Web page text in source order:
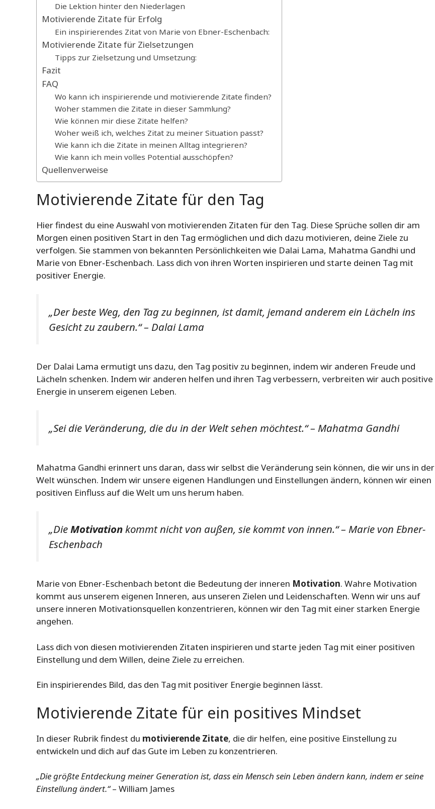
Die Lektion hinter den Niederlagen
Motivierende Zitate für Erfolg
Ein inspirierendes Zitat von Marie von Ebner-Eschenbach:
Motivierende Zitate für Zielsetzungen
Tipps zur Zielsetzung und Umsetzung:
Fazit
FAQ
Wo kann ich inspirierende und motivierende Zitate finden?
Woher stammen die Zitate in dieser Sammlung?
Wie können mir diese Zitate helfen?
Woher weiß ich, welches Zitat zu meiner Situation passt?
Wie kann ich die Zitate in meinen Alltag integrieren?
Wie kann ich mein volles Potential ausschöpfen?
Quellenverweise
Motivierende Zitate für den Tag
Hier findest du eine Auswahl von motivierenden Zitaten für den Tag. Diese Sprüche sollen dir am
Morgen einen positiven Start in den Tag ermöglichen und dich dazu motivieren, deine Ziele zu
verfolgen. Sie stammen von bekannten Persönlichkeiten wie Dalai Lama, Mahatma Gandhi und
Marie von Ebner-Eschenbach. Lass dich von ihren Worten inspirieren und starte deinen Tag mit
positiver Energie.
„Der beste Weg, den Tag zu beginnen, ist damit, jemand anderem ein Lächeln ins
Gesicht zu zaubern.“ – Dalai Lama
Der Dalai Lama ermutigt uns dazu, den Tag positiv zu beginnen, indem wir anderen Freude und
Lächeln schenken. Indem wir anderen helfen und ihren Tag verbessern, verbreiten wir auch positive
Energie in unserem eigenen Leben.
„Sei die Veränderung, die du in der Welt sehen möchtest.“ – Mahatma Gandhi
Mahatma Gandhi erinnert uns daran, dass wir selbst die Veränderung sein können, die wir uns in der
Welt wünschen. Indem wir unsere eigenen Handlungen und Einstellungen ändern, können wir einen
positiven Einfluss auf die Welt um uns herum haben.
„DieMotivationkommt nicht von außen, sie kommt von innen.“ – Marie von Ebner-
Eschenbach
Marie von Ebner-Eschenbach betont die Bedeutung der inneren Motivation. Wahre Motivation
kommt aus unserem eigenen Inneren, aus unseren Zielen und Leidenschaften. Wenn wir uns auf
unsere inneren Motivationsquellen konzentrieren, können wir den Tag mit einer starken Energie
angehen.
Lass dich von diesen motivierenden Zitaten inspirieren und starte jeden Tag mit einer positiven
Einstellung und dem Willen, deine Ziele zu erreichen.
Ein inspirierendes Bild, das den Tag mit positiver Energie beginnen lässt.
Motivierende Zitate für ein positives Mindset
In dieser Rubrik findest du motivierende Zitate, die dir helfen, eine positive Einstellung zu
entwickeln und dich auf das Gute im Leben zu konzentrieren.
„Die größte Entdeckung meiner Generation ist, dass ein Mensch sein Leben ändern kann, indem er seine
Einstellung ändert.“– William James